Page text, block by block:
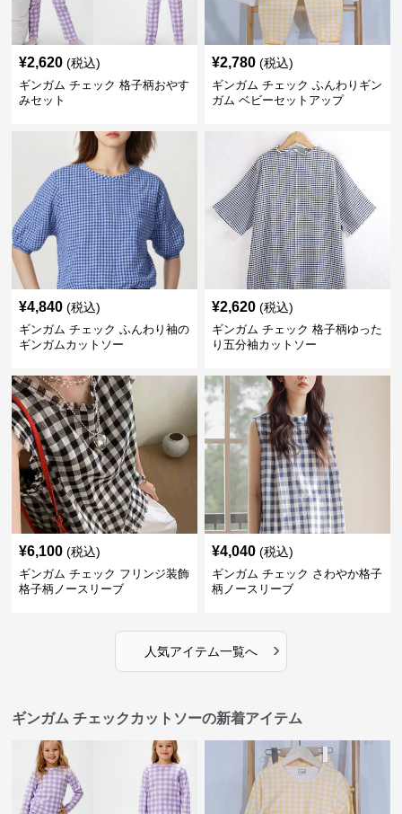
¥2,620 (税込)
ギンガム チェック 格子柄おやす
みセット
¥2,780 (税込)
ギンガム チェック ふんわりギン
ガム ベビーセットアップ
¥4,840 (税込)
ギンガム チェック ふんわり袖の
ギンガムカットソー
¥2,620 (税込)
ギンガム チェック 格子柄ゆった
り五分袖カットソー
¥6,100 (税込)
ギンガム チェック フリンジ装飾
格子柄ノースリーブ
¥4,040 (税込)
ギンガム チェック さわやか格子
柄ノースリーブ
人気アイテム一覧へ ›
ギンガム チェックカットソーの新着アイテム